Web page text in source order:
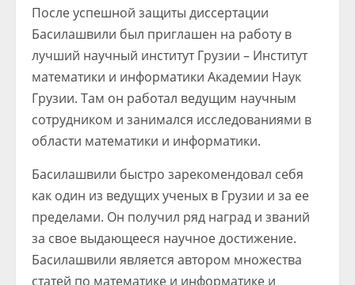
После успешной защиты диссертации
Басилашвили был приглашен на работу в
лучший научный институт Грузии – Институт
математики и информатики Академии Наук
Грузии. Там он работал ведущим научным
сотрудником и занимался исследованиями в
области математики и информатики.
Басилашвили быстро зарекомендовал себя
как один из ведущих ученых в Грузии и за ее
пределами. Он получил ряд наград и званий
за свое выдающееся научное достижение.
Басилашвили является автором множества
статей по математике и информатике и